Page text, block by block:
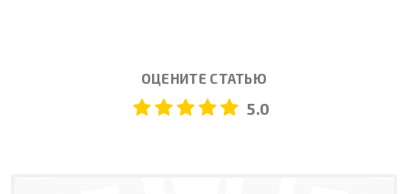
ОЦЕНИТЕ СТАТЬЮ
5.0